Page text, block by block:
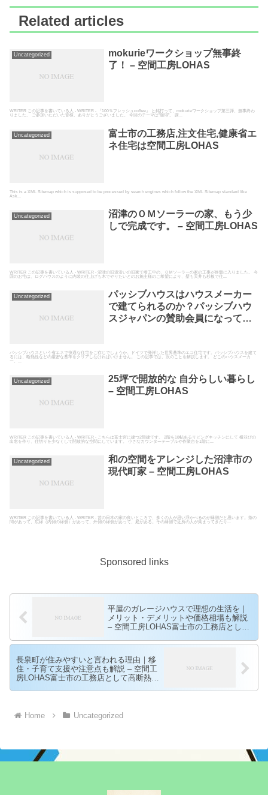
Related articles
Uncategorized
mokurieワークショップ無事終
了！ – 空間工房LOHAS
WRITER この記事を書いている人 - WRITER - 『100％フレッシュcoffee』 と銘打って、mokurieワークショップ第三弾、無事終わ
りました。 ご参加いただいた皆様、ありがとうございました。 今回のテーマは”珈琲”。 講...
Uncategorized
富士市の工務店,注文住宅,健康省エ
ネ住宅は空間工房LOHAS
This is a XML Sitemap which is supposed to be processed by search engines which follow the XML Sitemap standard like
Ask...
Uncategorized
沼津のＯＭソーラーの家、もう少
しで完成です。 – 空間工房LOHAS
WRITER この記事を書いている人 - WRITER - 沼津の旧道沿いの旧家で着工中の、ＯＭソーラーの家の工事が終盤に入りました。 今
回のお宅は、ログハウスのように内装の仕上げも木でやりたいとのお施主様のご希望により、壁も天井も杉板で仕...
Uncategorized
パッシブハウスはハウスメーカー
で建てられるのか？パッシブハウ
スジャパンの賛助会員になってい
パッシブハウスという省エネで快適な住宅をご存じでしょうか。ドイツで発祥した世界基準のエコ住宅です。パッシブハウスを建て
るには、断熱性などの厳密な基準をクリアしなければいけません。 この記事では、次のことを解説します。 どこのハウスメーカ
ー、...
Uncategorized
25坪で開放的な 自分らしい暮らし
– 空間工房LOHAS
WRITER この記事を書いている人 - WRITER - こちらは富士宮に建つ2階建です。 2階を18帖あるリビングキッチンにして 横並びの
出窓を作り、仕切りを少なくして開放的な空間にしています。 小さなカウンターテーブルや作業台を1階に...
Uncategorized
和の空間をアレンジした沼津市の
現代町家 – 空間工房LOHAS
WRITER この記事を書いている人 - WRITER - 昔の日本の家の良いところで、多くの人が思い浮かべるのが縁側だと思います。茶の
間があって、広縁（内側の縁側）があって、外側の縁側があって、庭がある。その縁側で近所の人が集まってきたり...
Sponsored links
平屋のガレージハウスで理想の生活を｜
メリット・デメリットや価格相場も解説
– 空間工房LOHAS富士市の工務店として
る空間工房LOHAS
長泉町が住みやすいと言われる理由｜移
住・子育て支援や注意点も解説 – 空間工
房LOHAS富士市の工務店として高断熱高
Home Uncategorized